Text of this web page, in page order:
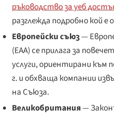
ръководство за уеб
разглежда подробно кой е
Европейски съюз—
(EAA) се прилага за
услуги, ориентирани
г. и обхваща компании
на Съюза.
Великобритания—